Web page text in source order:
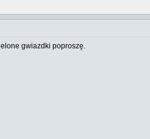
gwiazdki poproszę.